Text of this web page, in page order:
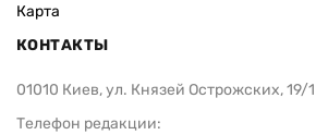
Карта
КОНТАКТЫ
01010 Киев, ул. Князей Острожских, 19/1
Телефон редакции: